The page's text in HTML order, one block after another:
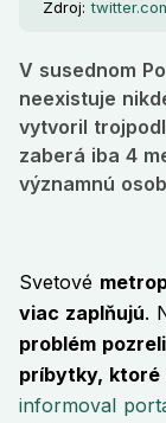
Zdroj:
V susednom
neexistuje
vytvoril
zaberá iba 4
významnú
Svetové
viac zaplňujú.
problém
príbytky, ktoré
informoval